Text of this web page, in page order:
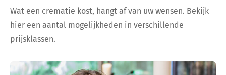
Wat een crematie kost, hangt af van uw wensen. Bekijk
hier een aantal mogelijkheden in verschillende
prijsklassen.
Bekijk tarieven voor crematie